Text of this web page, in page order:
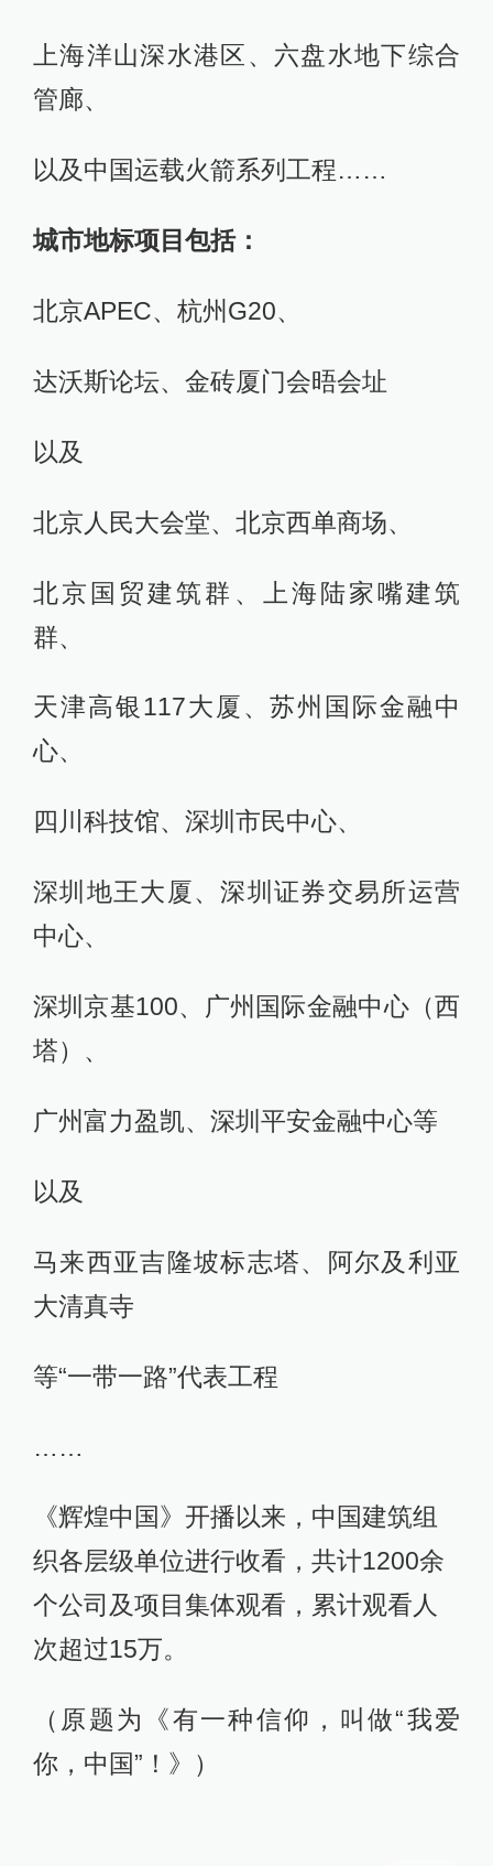
上海洋山深水港区、六盘水地下综合
管廊、
以及中国运载火箭系列工程……
城市地标项目包括：
北京APEC、杭州G20、
达沃斯论坛、金砖厦门会晤会址
以及
北京人民大会堂、北京西单商场、
北京国贸建筑群、上海陆家嘴建筑
群、
天津高银117大厦、苏州国际金融中
心、
四川科技馆、深圳市民中心、
深圳地王大厦、深圳证券交易所运营
中心、
深圳京基100、广州国际金融中心（西
塔）、
广州富力盈凯、深圳平安金融中心等
以及
马来西亚吉隆坡标志塔、阿尔及利亚
大清真寺
等“一带一路”代表工程
……
《辉煌中国》开播以来，中国建筑组
织各层级单位进行收看，共计1200余
个公司及项目集体观看，累计观看人
次超过15万。
（原题为《有一种信仰，叫做“我爱
你，中国”！》）